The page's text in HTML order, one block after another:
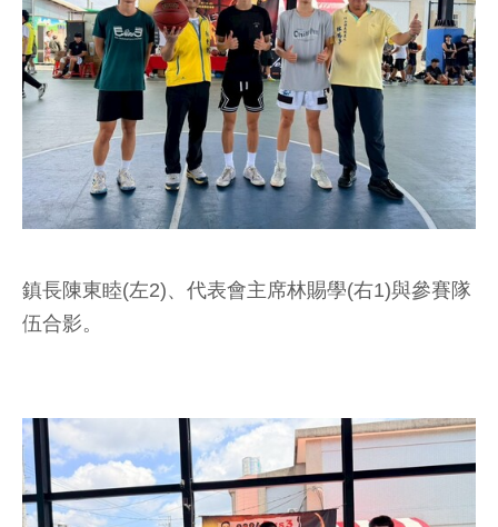
鎮長陳東睦(左2)、代表會主席林賜學(右1)與參賽隊
伍合影。